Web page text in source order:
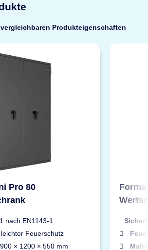
Produkteigenschaften
Pro 80
nach EN1143-1
leichter Feuerschutz
× 1200 × 550 mm
Maße